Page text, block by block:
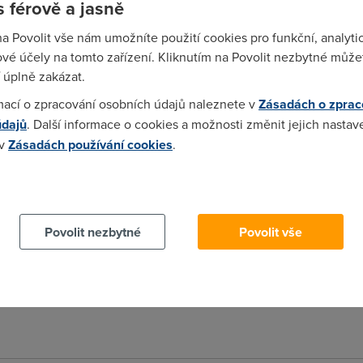
i k nám (jakože tuším, že asi ne). Už mě nebaví slimákovat
dnes použív pevnou linku na volání ? I telecom si toho už
prut na auto. Ale musíš ji mít vypočítanou přesně pro
férově a jasně
Povolit vše nám umožníte použití cookies pro funkční,
účely na tomto zařízení. Kliknutím na Povolit nezbytné
zakázat.
o zpracování osobních údajů naleznete vZásadách o
. Další informace o cookies a možnosti změnit jejich
Zásadách používání cookies.
Povolit nezbytné
Povolit vše